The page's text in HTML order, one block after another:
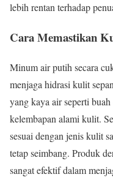
lebih rentan terhadap
Cara Memastikan
Minum air putih secara
menjaga hidrasi kulit
yang kaya air seperti
kelembapan alami kulit.
sesuai dengan jenis kulit
tetap seimbang. Produk
sangat efektif dalam